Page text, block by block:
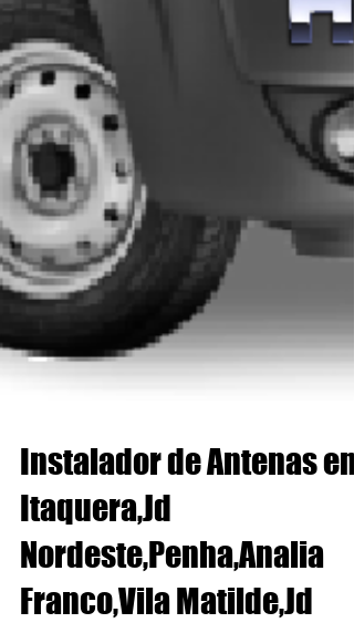
Instalador de Antenas em
Itaquera,Jd